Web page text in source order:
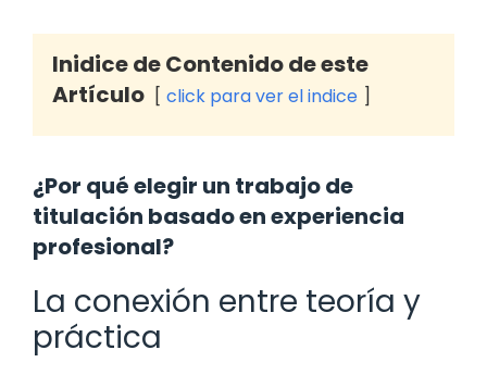
Inidice de Contenido de este
Artículo
click para ver el indice
¿Por qué elegir un trabajo de
titulación basado en experiencia
profesional?
La conexión entre teoría y
práctica